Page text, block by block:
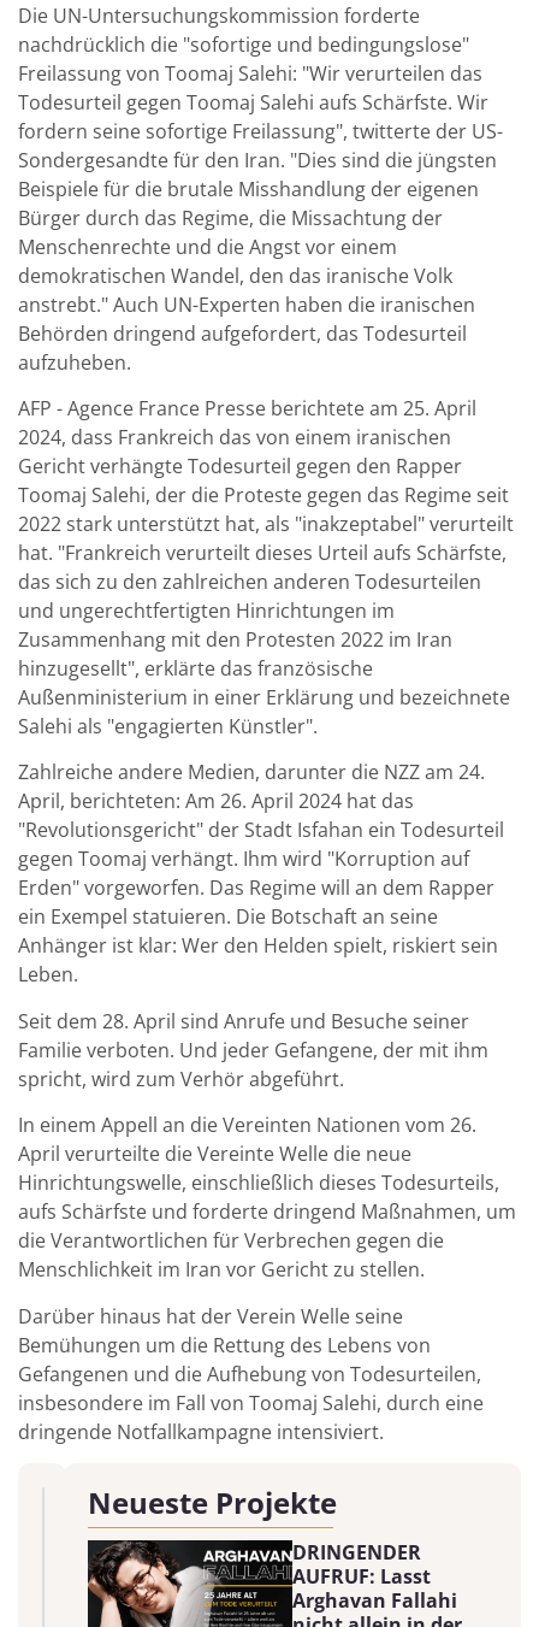
Die UN-Untersuchungskommission forderte
nachdrücklich die "sofortige und bedingungslose"
Freilassung von Toomaj Salehi: "Wir verurteilen das
Todesurteil gegen Toomaj Salehi aufs Schärfste. Wir
fordern seine sofortige Freilassung", twitterte der US-
Sondergesandte für den Iran. "Dies sind die jüngsten
Beispiele für die brutale Misshandlung der eigenen
Bürger durch das Regime, die Missachtung der
Menschenrechte und die Angst vor einem
demokratischen Wandel, den das iranische Volk
anstrebt." Auch UN-Experten haben die iranischen
Behörden dringend aufgefordert, das Todesurteil
aufzuheben.
AFP - Agence France Presse berichtete am 25. April
2024, dass Frankreich das von einem iranischen
Gericht verhängte Todesurteil gegen den Rapper
Toomaj Salehi, der die Proteste gegen das Regime seit
2022 stark unterstützt hat, als "inakzeptabel" verurteilt
hat. "Frankreich verurteilt dieses Urteil aufs Schärfste,
das sich zu den zahlreichen anderen Todesurteilen
und ungerechtfertigten Hinrichtungen im
Zusammenhang mit den Protesten 2022 im Iran
hinzugesellt", erklärte das französische
Außenministerium in einer Erklärung und bezeichnete
Salehi als "engagierten Künstler".
Zahlreiche andere Medien, darunter die NZZ am 24.
April, berichteten: Am 26. April 2024 hat das
"Revolutionsgericht" der Stadt Isfahan ein Todesurteil
gegen Toomaj verhängt. Ihm wird "Korruption auf
Erden" vorgeworfen. Das Regime will an dem Rapper
ein Exempel statuieren. Die Botschaft an seine
Anhänger ist klar: Wer den Helden spielt, riskiert sein
Leben.
Seit dem 28. April sind Anrufe und Besuche seiner
Familie verboten. Und jeder Gefangene, der mit ihm
spricht, wird zum Verhör abgeführt.
In einem Appell an die Vereinten Nationen vom 26.
April verurteilte die Vereinte Welle die neue
Hinrichtungswelle, einschließlich dieses Todesurteils,
aufs Schärfste und forderte dringend Maßnahmen, um
die Verantwortlichen für Verbrechen gegen die
Menschlichkeit im Iran vor Gericht zu stellen.
Darüber hinaus hat der Verein Welle seine
Bemühungen um die Rettung des Lebens von
Gefangenen und die Aufhebung von Todesurteilen,
insbesondere im Fall von Toomaj Salehi, durch eine
dringende Notfallkampagne intensiviert.
Neueste Projekte
DRINGENDER
AUFRUF: Lasst
Arghavan Fallahi